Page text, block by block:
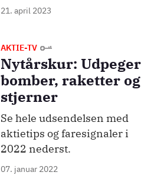
21. april 2023
AKTIE-TV
Nytårskur: Udpeger
bomber, raketter og
stjerner
Se hele udsendelsen med
aktietips og faresignaler i
2022 nederst.
07. januar 2022